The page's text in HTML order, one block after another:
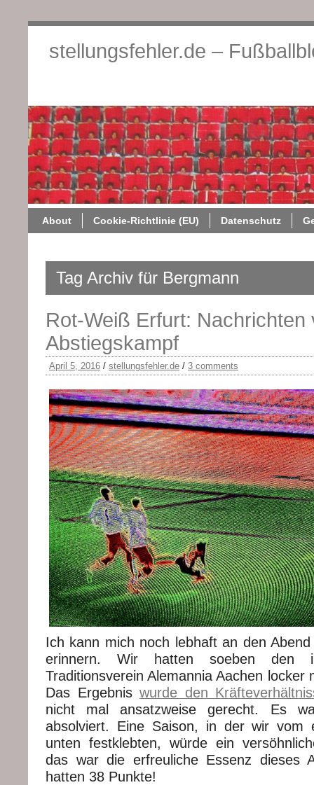
stellungsfehler.de –
About Cookie-Richtlinie (EU) Datenschutz
Tag Archiv für Bergmann
Rot-Weiß Erfurt: Nachrichten
Abstiegskampf
April 5, 2016 / stellungsfehler.de / 3 comments
Ich kann mich noch lebhaft an den
erinnern. Wir hatten soeben den
Traditionsverein Alemannia Aachen locker
Das Ergebniswurde den
nicht mal ansatzweise gerecht. Es
absolviert. Eine Saison, in der wir vom
unten festklebten, würde ein
das war die erfreuliche Essenz dieses
hatten 38 Punkte!